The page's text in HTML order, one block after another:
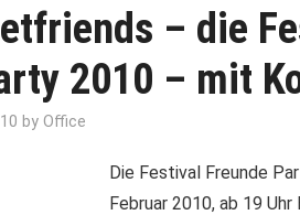
– die
2010 – mit
by Office
Die Festival Freunde
Februar 2010, ab 19